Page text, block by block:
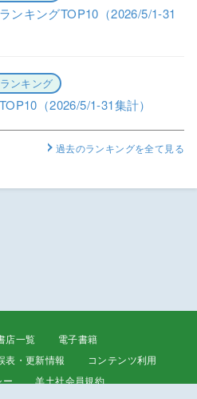
ンキングTOP10（2026/5/1-31
ンキング
（2026/5/1-31集計）
過去のランキングを全て見る
店一覧
電子書籍
表・更新情報
コンテンツ利用
ー
羊土社会員規約